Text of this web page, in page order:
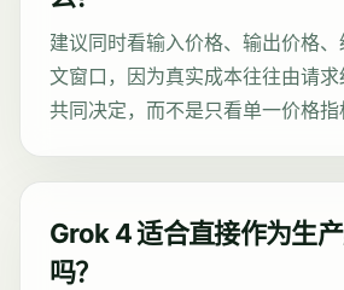
建议同时看输入价格、输出价格
文窗口，因为真实成本往往由请
共同决定，而不是只看单一价格指
Grok 4 适合直接作为生
吗？